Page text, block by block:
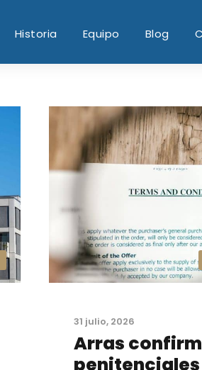
Historia Equipo Blog
31 julio, 2026
Arras